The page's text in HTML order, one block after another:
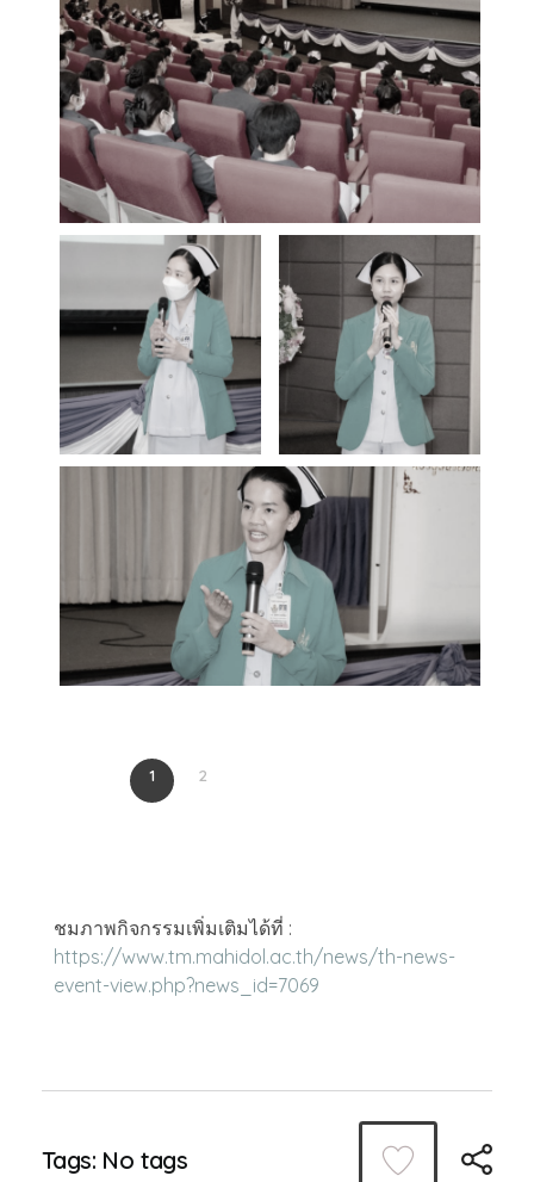
1 2
ชมภาพกิจกรรมเพิ่มเติมได้ที่ :
https://www.tm.mahidol.ac.th/news/th-news-
event-view.php?news_id=7069
Tags: No tags